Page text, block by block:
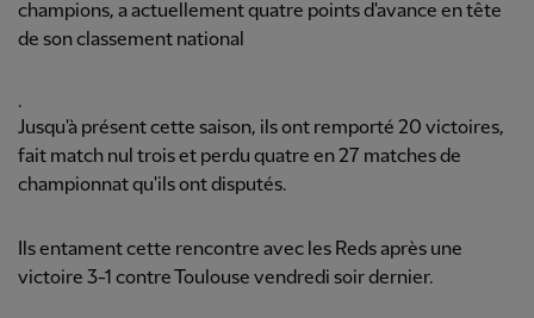
champions, a actuellement quatre points d'avance en tête
de son classement national
.
Jusqu'à présent cette saison, ils ont remporté 20 victoires,
fait match nul trois et perdu quatre en 27 matches de
championnat qu'ils ont disputés.
Ils entament cette rencontre avec les Reds après une
victoire 3-1 contre Toulouse vendredi soir dernier.